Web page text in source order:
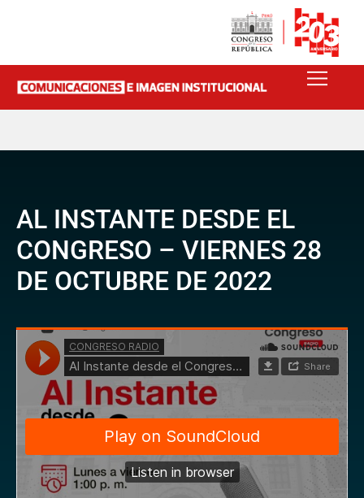
AL INSTANTE DESDE EL
CONGRESO – VIERNES 28
DE OCTUBRE DE 2022